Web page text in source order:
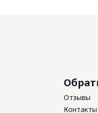
Отзывы
Контакты